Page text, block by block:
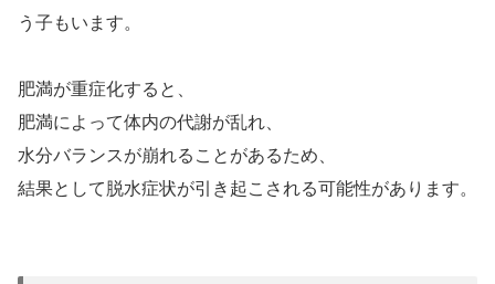
う子もいます。
肥満が重症化すると、
肥満によって体内の代謝が乱れ、
水分バランスが崩れることがあるため、
結果として脱水症状が引き起こされる可能性があります。